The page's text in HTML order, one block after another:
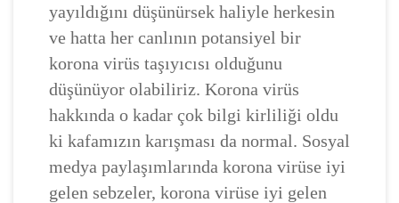
yayıldığını düşünürsek haliyle herkesin
ve hatta her canlının potansiyel bir
korona virüs taşıyıcısı olduğunu
düşünüyor olabiliriz. Korona virüs
hakkında o kadar çok bilgi kirliliği oldu
ki kafamızın karışması da normal. Sosyal
medya paylaşımlarında korona virüse iyi
gelen sebzeler, korona virüse iyi gelen